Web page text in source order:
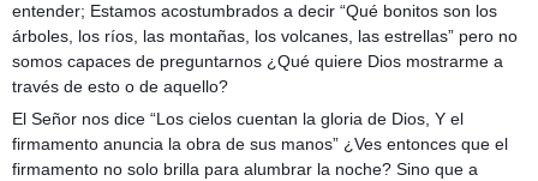
entender; Estamos acostumbrados a decir “Qué bonitos son los
árboles, los ríos, las montañas, los volcanes, las estrellas” pero no
somos capaces de preguntarnos ¿Qué quiere Dios mostrarme a
través de esto o de aquello?
El Señor nos dice “Los cielos cuentan la gloria de Dios, Y el
firmamento anuncia la obra de sus manos” ¿Ves entonces que el
firmamento no solo brilla para alumbrar la noche? Sino que a